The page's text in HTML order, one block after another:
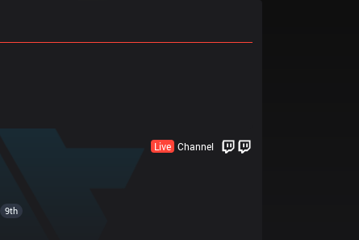
Live Channel
9th